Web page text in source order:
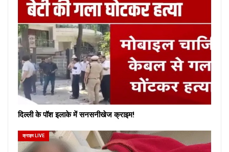
दिल्ली के पॉश इलाके में सनसनीखेज क्राइम!
क्राइम LIVE